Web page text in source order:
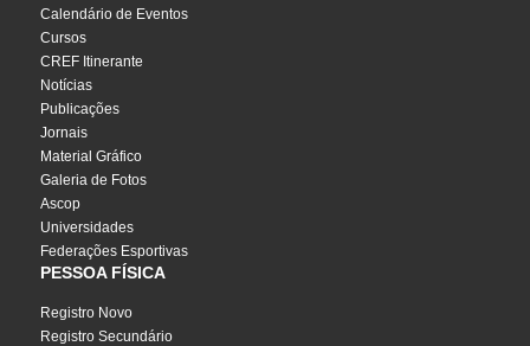
Calendário de Eventos
Cursos
CREF Itinerante
Notícias
Publicações
Jornais
Material Gráfico
Galeria de Fotos
Ascop
Universidades
Federações Esportivas
PESSOA FÍSICA
Registro Novo
Registro Secundário